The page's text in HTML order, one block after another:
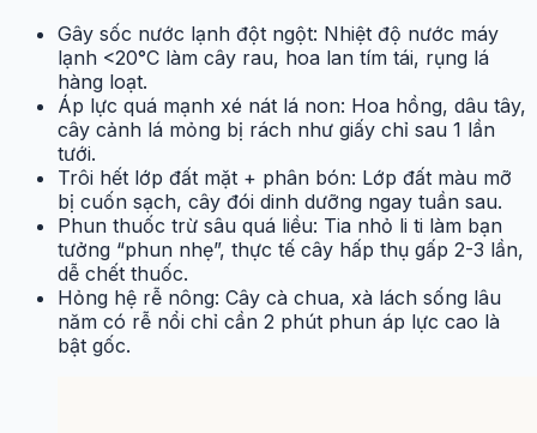
Gây sốc nước lạnh đột ngột: Nhiệt độ nước máy
lạnh <20°C làm cây rau, hoa lan tím tái, rụng lá
hàng loạt.
Áp lực quá mạnh xé nát lá non: Hoa hồng, dâu tây,
cây cảnh lá mỏng bị rách như giấy chỉ sau 1 lần
tưới.
Trôi hết lớp đất mặt + phân bón: Lớp đất màu mỡ
bị cuốn sạch, cây đói dinh dưỡng ngay tuần sau.
Phun thuốc trừ sâu quá liều: Tia nhỏ li ti làm bạn
tưởng “phun nhẹ”, thực tế cây hấp thụ gấp 2-3 lần,
dễ chết thuốc.
Hỏng hệ rễ nông: Cây cà chua, xà lách sống lâu
năm có rễ nổi chỉ cần 2 phút phun áp lực cao là
bật gốc.